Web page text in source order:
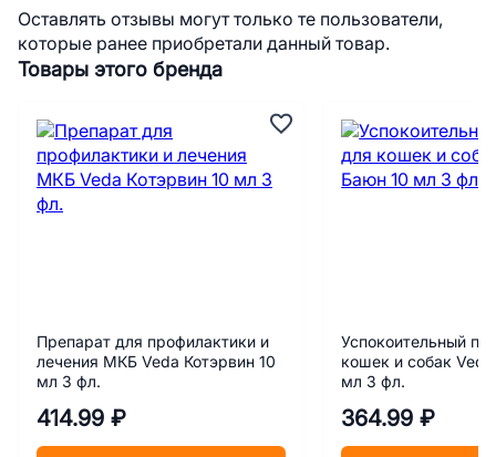
Товары этого бренда
Препарат для профилактики и
лечения МКБ Veda Котэрвин 10
мл 3 фл.
414.99 ₽
Успокоительный
кошек и собак
мл 3 фл.
364.99 ₽
Оставлять отзывы могут только те пользователи,
которые ранее приобретали данный товар.